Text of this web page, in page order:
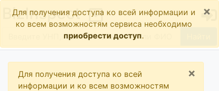
BizInspect
Для получения доступа ко всей информации и
ко всем возможностям сервиса необходимо
приобрести доступ.
×
Для получения доступа ко всей
информации и ко всем возможностям
×